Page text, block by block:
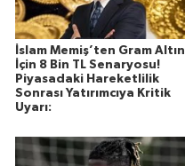
İslam Memiş’ten Gram Altın
İçin 8 Bin TL Senaryosu!
Piyasadaki Hareketlilik
Sonrası Yatırımcıya Kritik
Uyarı: